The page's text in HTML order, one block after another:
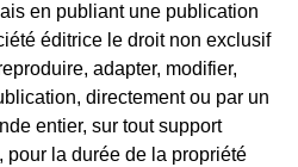
en publiant une publication
éditrice le droit non exclusif
adapter, modifier,
directement ou par un
entier, sur tout support
pour la durée de la propriété